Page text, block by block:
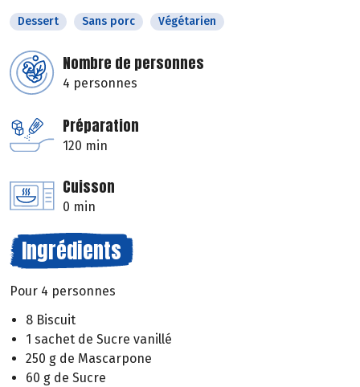
Dessert Sans porc Végétarien
Nombre de personnes
4 personnes
Préparation
120 min
Cuisson
0 min
Ingrédients
Pour 4 personnes
8 Biscuit
1 sachet de Sucre vanillé
250 g de Mascarpone
60 g de Sucre